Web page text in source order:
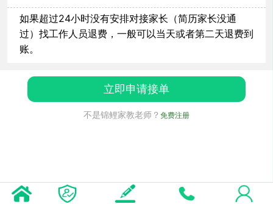
如果超过24小时没有安排对接家长（简历家长没通
过）找工作人员退费，一般可以当天或者第二天退费到
账。
立即申请接单
不是锦鲤家教老师？ 免费注册